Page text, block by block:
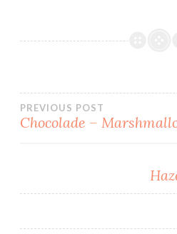
Bericht
PREVIOUS POST
Chocolade –